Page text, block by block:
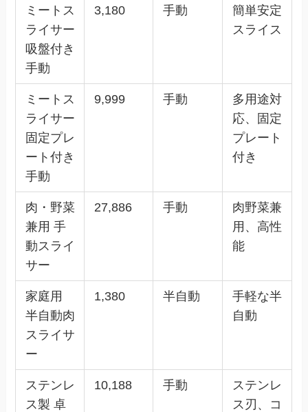
ミートス
ライサー
吸盤付き
手動
3,180 手動
簡単安定
スライス
ミートス
ライサー
固定プレ
ート付き
手動
9,999 手動
多用途対
応、固定
プレート
付き
肉・野菜
兼用 手
動スライ
サー
27,886 手動
肉野菜兼
用、高性
能
家庭用
半自動肉
スライサ
ー
1,380 半自動
手軽な半
自動
ステンレ
ス製 卓
10,188 手動
ステンレ
ス刃、コ